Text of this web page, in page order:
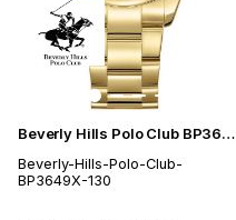
Beverly Hills Polo Club BP3649X.130 Kadın Kol Saati
Beverly-Hills-Polo-Club-
BP3649X-130